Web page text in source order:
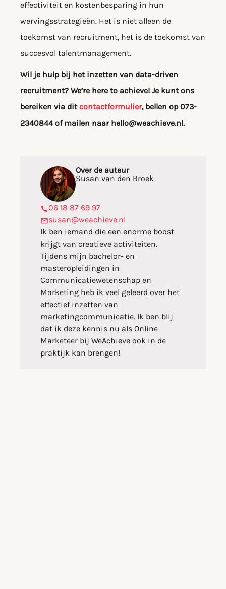
effectiviteit en kostenbesparing in hun
wervingsstrategieën. Het is niet alleen de
toekomst van recruitment, het is de toekomst van
succesvol talentmanagement.
Wil je hulp bij het inzetten van data-driven
recruitment? We’re here to achieve! Je kunt ons
bereiken via ditcontactformulier, bellen op 073-
2340844 of mailen naar hello@weachieve.nl.
Over de auteur
Susan van den Broek
06 18 87 69 97
susan@weachieve.nl
Ik ben iemand die een enorme boost
krijgt van creatieve activiteiten.
Tijdens mijn bachelor- en
masteropleidingen in
Communicatiewetenschap en
Marketing heb ik veel geleerd over het
effectief inzetten van
marketingcommunicatie. Ik ben blij
dat ik deze kennis nu als Online
Marketeer bij WeAchieve ook in de
praktijk kan brengen!